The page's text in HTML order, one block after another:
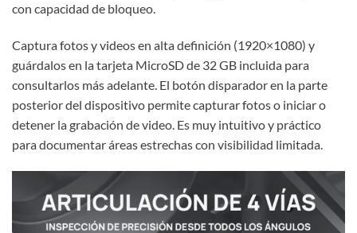
con capacidad de bloqueo.
Captura fotos y videos en alta definición (1920×1080) y
guárdalos en la tarjeta MicroSD de 32 GB incluida para
consultarlos más adelante. El botón disparador en la parte
posterior del dispositivo permite capturar fotos o iniciar o
detener la grabación de video. Es muy intuitivo y práctico
para documentar áreas estrechas con visibilidad limitada.